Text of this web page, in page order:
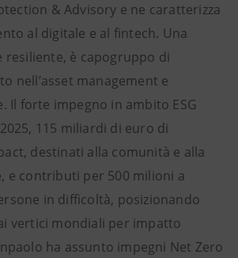
& Advisory e ne caratterizza
al digitale e al fintech. Una
resiliente, è capogruppo di
nell’asset management e
Il forte impegno in ambito ESG
115 miliardi di euro di
destinati alla comunità e alla
e contributi per 500 milioni a
in difficoltà, posizionando
vertici mondiali per impatto
ha assunto impegni Net Zero